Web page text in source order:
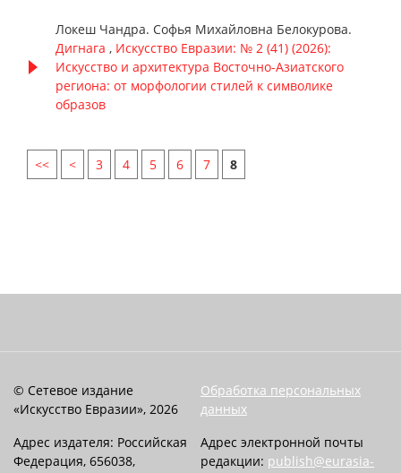
Локеш Чандра. Софья Михайловна Белокурова.
Дигнага , Искусство Евразии: № 2 (41) (2026):
Искусство и архитектура Восточно-Азиатского
региона: от морфологии стилей к символике
образов
<< < 3 4 5 6 7 8
© Сетевое издание
«Искусство Евразии», 2026
Адрес издателя: Российская
Федерация, 656038,
Обработка персональных
данных
Адрес электронной почты
редакции: publish@eurasia-